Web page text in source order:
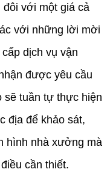
với một giá cả
với những lời mời
dịch vụ vận
được yêu cầu
sẽ tuần tự thực hiện
địa để khảo sát,
hình nhà xưởng mà
cần thiết.